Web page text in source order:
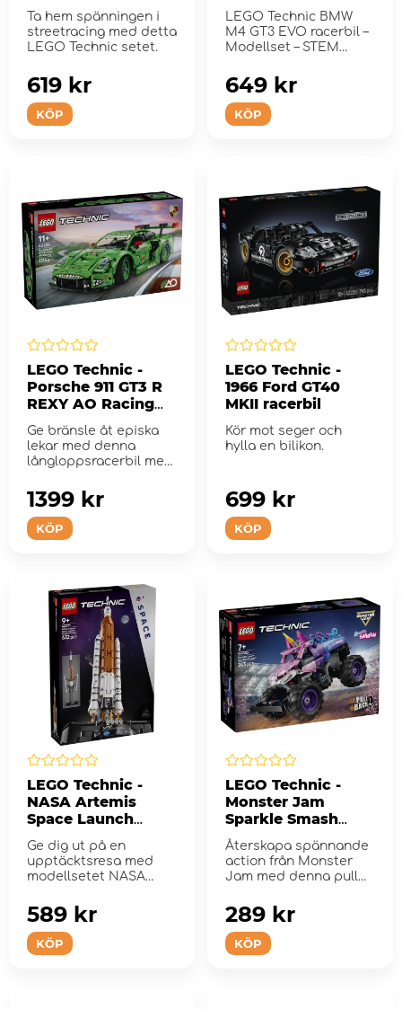
Ta hem spänningen i
streetracing med detta
LEGO Technic setet.
KÖP
619 kr
LEGO Technic BMW
M4 GT3 EVO racerbil –
Modellset – STEM
KÖP
649 kr
LEGO Technic -
Porsche 911 GT3 R
REXY AO Racing
Racerbil
Ge bränsle åt episka
lekar med denna
långloppsracerbil med
KÖP
1399 kr
LEGO Technic -
1966 Ford GT40
MKII racerbil
Kör mot seger och
hylla en bilikon.
KÖP
699 kr
LEGO Technic -
NASA Artemis
Space Launch
Ge dig ut på en
upptäcktsresa med
modellsetet NASA
Space ...
KÖP
589 kr
LEGO Technic -
Monster Jam
Sparkle Smash
Pull-Back
Återskapa spännande
action från Monster
Jam med denna pull
KÖP
289 kr